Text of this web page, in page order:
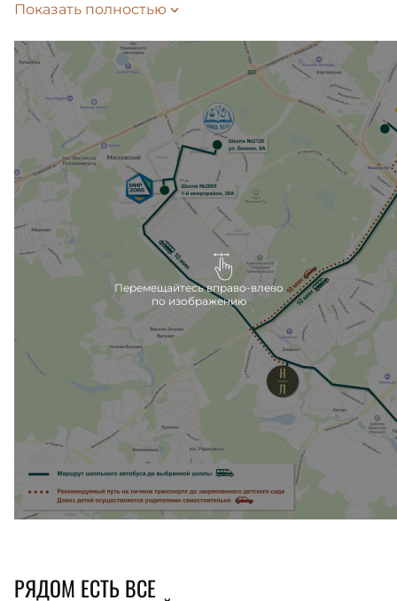
на автобусе-шаттле, в зависимости
от выбранного маршрута. Подать заявление
на зачисление ребенка в школу можно
на Госуслугах.
Внутри жилого комплекса также запланированы
школа и детский сад, которые откроются сразу
после сдачи второй очереди.
Ближайшие детские сады расположены в 10
минутах езды на машине, вблизи метро Филатов
луг.
Показать полностью
Перемещайтесь вправо-влево
по изображению
РЯДОМ ЕСТЬ ВСЕ